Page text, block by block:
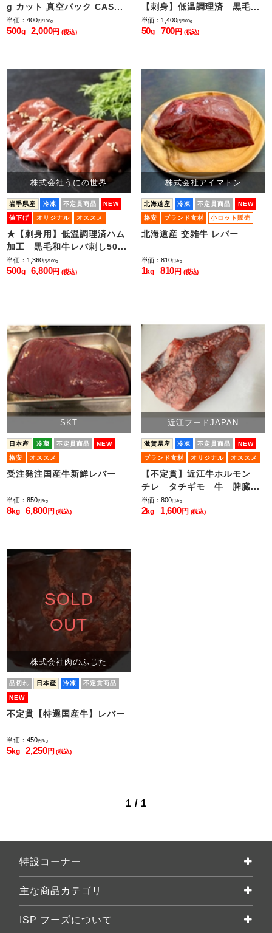
g カット 真空パック CAS...
単価：400円/100g
500g 2,000円(税込)
【刺身】低温調理済 黒毛...
単価：1,400円/100g
50g 700円 (税込)
株式会社うにの世界
岩手県産 冷凍 不定貫商品 NEW
値下げ オリジナル オススメ
小ロット販売
★【刺身用】低温調理済ハム
加工 黒毛和牛レバ刺し50...
単価：1,360円/100g
500g 6,800円(税込)
株式会社アイマトン
北海道産 冷凍 不定貫商品 NEW
格安 ブランド食材 小ロット販売
北海道産 交雑牛 レバー
単価：810円/kg
1kg 810円 (税込)
SKT
日本産 冷蔵 不定貫商品 NEW
格安 オススメ
受注発注国産牛新鮮レバー
単価：850円/kg
8kg 6,800円(税込)
近江フードJAPAN
滋賀県産 冷凍 不定貫商品 NEW
ブランド食材 オリジナル オススメ
【不定貫】近江牛ホルモン
チレ タチギモ 牛 脾臓...
単価：800円/kg
2kg 1,600円 (税込)
SOLD
OUT
株式会社肉のふじた
品切れ 日本産 冷凍 不定貫商品
NEW
不定貫【特選国産牛】レバー
単価：450円/kg
5kg 2,250円(税込)
1 / 1
特設コーナー
主な商品カテゴリ
ISP フーズについて